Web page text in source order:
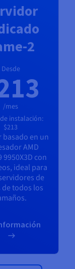
2
Desde
/mes
instalación:
$213
basado en un
AMD
9950X3D con
ideal para
de
de todos los